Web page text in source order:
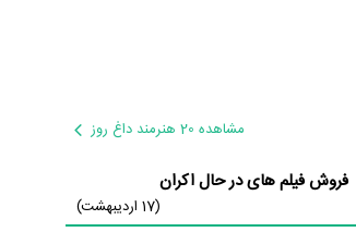
مشاهده 20 هنرمند داغ روز
فروش فیلم های در حال اکران
(17 اردیبهشت)